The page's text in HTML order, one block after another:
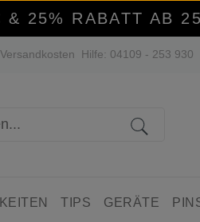
& 25% RABATT AB
Hilfe: 04109 - 253 930
TIPS GERÄTE